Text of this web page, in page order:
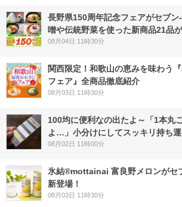
長野県150周年記念フェアがセブ
噌や伝統野菜を使った新商品21品
08月04日 11時30分
関西限定！和歌山の恵みを味わう
フェア』全商品徹底紹介
08月03日 11時30分
100均に便利なの出たよ～「1本丸
よ…」小分けにしてスッキリ持ち
08月02日 11時00分
氷結®mottainai 富良野メロンがセ
新登場！
08月03日 11時30分